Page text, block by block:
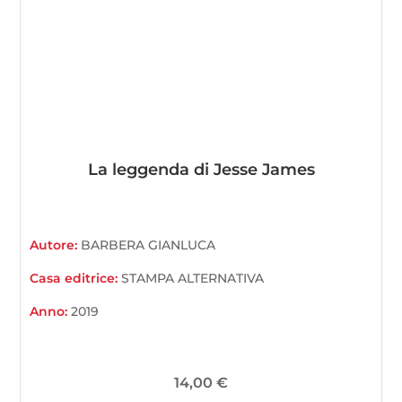
La leggenda di Jesse James
Autore: BARBERA GIANLUCA
Casa editrice:STAMPA ALTERNATIVA
Anno:2019
14,00 €